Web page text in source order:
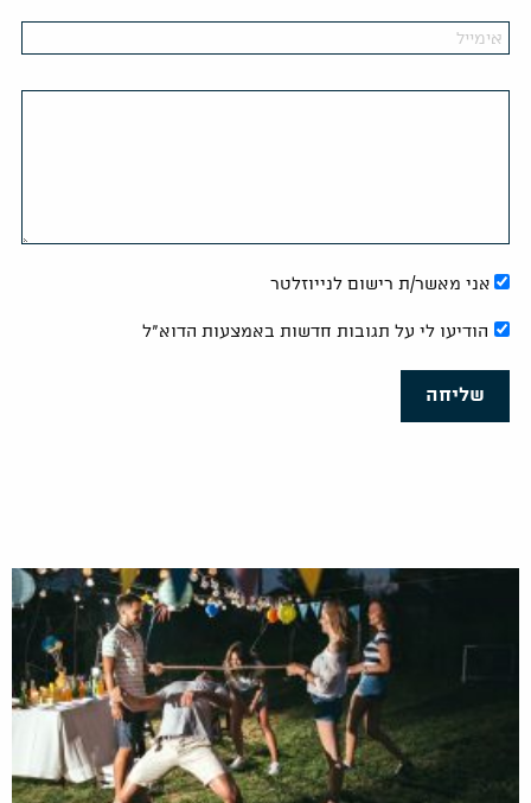
אני מאשר/ת רישום לנייוזלטר
הודיעו לי על תגובות חדשות באמצעות הדוא"ל
שליחה